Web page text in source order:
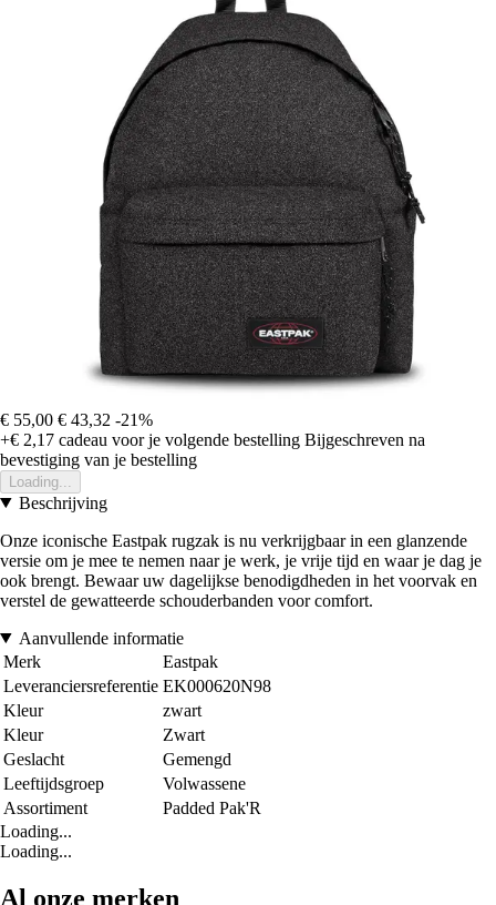
€ 55,00 € 43,32 -21%
+€ 2,17 cadeau voor je volgende bestelling Bijgeschreven na
bevestiging van je bestelling
Loading...
Beschrijving
Onze iconische Eastpak rugzak is nu verkrijgbaar in een glanzende
versie om je mee te nemen naar je werk, je vrije tijd en waar je dag je
ook brengt. Bewaar uw dagelijkse benodigdheden in het voorvak en
verstel de gewatteerde schouderbanden voor comfort.
Aanvullende informatie
Merk
Eastpak
Leveranciersreferentie EK000620N98
Kleur
zwart
Kleur
Zwart
Geslacht
Gemengd
Leeftijdsgroep
Volwassene
Assortiment
Padded Pak'R
Loading...
Loading...
Al onze merken